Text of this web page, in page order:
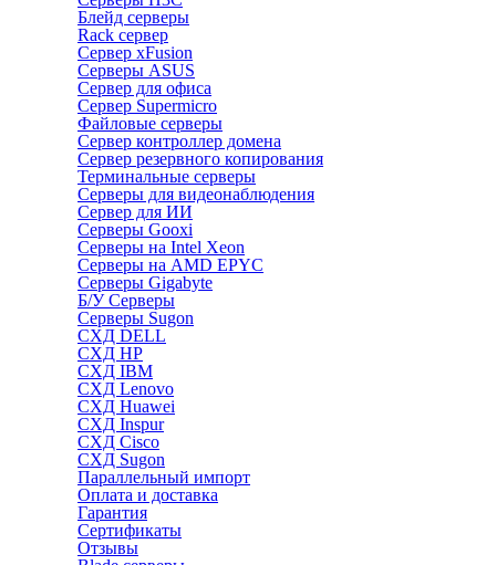
Блейд серверы
Rack сервер
Сервер xFusion
Серверы ASUS
Сервер для офиса
Сервер Supermicro
Файловые серверы
Сервер контроллер домена
Сервер резервного копирования
Терминальные серверы
Серверы для видеонаблюдения
Сервер для ИИ
Серверы Gooxi
Серверы на Intel Xeon
Серверы на AMD EPYC
Серверы Gigabyte
Б/У Серверы
Серверы Sugon
СХД DELL
СХД HP
СХД IBM
СХД Lenovo
СХД Huawei
СХД Inspur
СХД Cisco
СХД Sugon
Параллельный импорт
Оплата и доставка
Гарантия
Сертификаты
Отзывы